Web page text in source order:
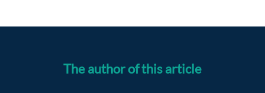
The author of this article